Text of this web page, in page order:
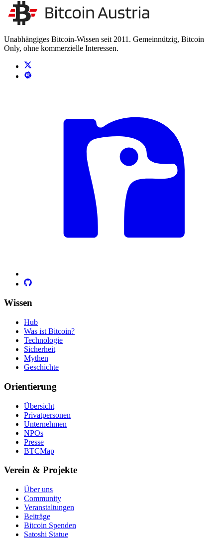
Unsere Unabhängigkeit stärken Kontakt aufnehmen
Unabhängiges Bitcoin-Wissen seit 2011. Gemeinnützig, Bitcoin
Only, ohne kommerzielle Interessen.
Wissen
Hub
Was ist Bitcoin?
Technologie
Sicherheit
Mythen
Geschichte
Orientierung
Übersicht
Privatpersonen
Unternehmen
NPOs
Presse
BTCMap
Verein & Projekte
Über uns
Community
Veranstaltungen
Beiträge
Bitcoin Spenden
Satoshi Statue